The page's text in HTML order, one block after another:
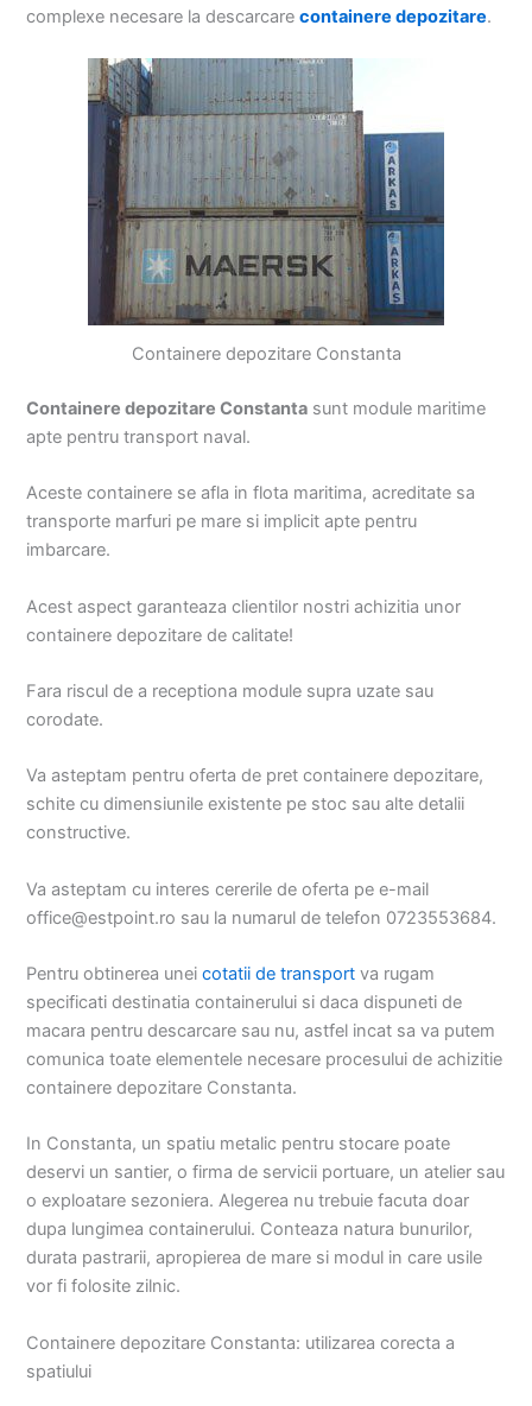
complexe necesare la descarcarecontainere depozitare.
Containere depozitare Constanta
Containere depozitare Constanta sunt module maritime
apte pentru transport naval.
Aceste containere se afla in flota maritima, acreditate sa
transporte marfuri pe mare si implicit apte pentru
imbarcare.
Acest aspect garanteaza clientilor nostri achizitia unor
containere depozitare de calitate!
Fara riscul de a receptiona module supra uzate sau
corodate.
Va asteptam pentru oferta de pret containere depozitare,
schite cu dimensiunile existente pe stoc sau alte detalii
constructive.
Va asteptam cu interes cererile de oferta pe e-mail
office@estpoint.ro sau la numarul de telefon 0723553684.
Pentru obtinerea uneicotatii de transport va rugam
specificati destinatia containerului si daca dispuneti de
macara pentru descarcare sau nu, astfel incat sa va putem
comunica toate elementele necesare procesului de achizitie
containere depozitare Constanta.
In Constanta, un spatiu metalic pentru stocare poate
deservi un santier, o firma de servicii portuare, un atelier sau
o exploatare sezoniera. Alegerea nu trebuie facuta doar
dupa lungimea containerului. Conteaza natura bunurilor,
durata pastrarii, apropierea de mare si modul in care usile
vor fi folosite zilnic.
Containere depozitare Constanta: utilizarea corecta a
spatiului